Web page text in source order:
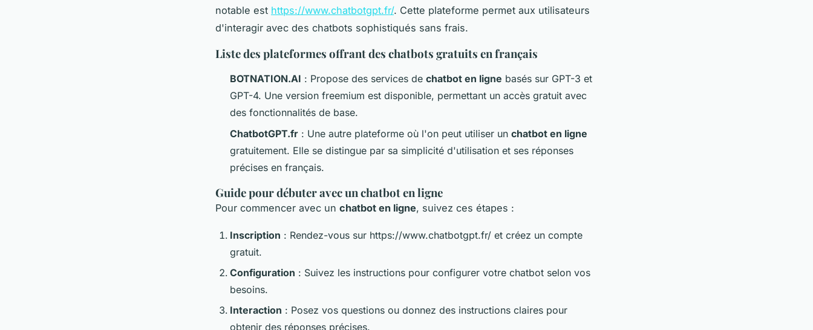
notable est https://www.chatbotgpt.fr/. Cette plateforme permet aux utilisateurs
d'interagir avec des chatbots sophistiqués sans frais.
Liste des plateformes offrant des chatbots gratuits en français
BOTNATION.AI : Propose des services de chatbot en ligne basés sur GPT-3 et
GPT-4. Une version freemium est disponible, permettant un accès gratuit avec
des fonctionnalités de base.
ChatbotGPT.fr : Une autre plateforme où l'on peut utiliser un chatbot en ligne
gratuitement. Elle se distingue par sa simplicité d'utilisation et ses réponses
précises en français.
Guide pour débuter avec un chatbot en ligne
Pour commencer avec un chatbot en ligne, suivez ces étapes :
Inscription : Rendez-vous sur https://www.chatbotgpt.fr/ et créez un compte
gratuit.
Configuration : Suivez les instructions pour configurer votre chatbot selon vos
besoins.
Interaction : Posez vos questions ou donnez des instructions claires pour
obtenir des réponses précises.